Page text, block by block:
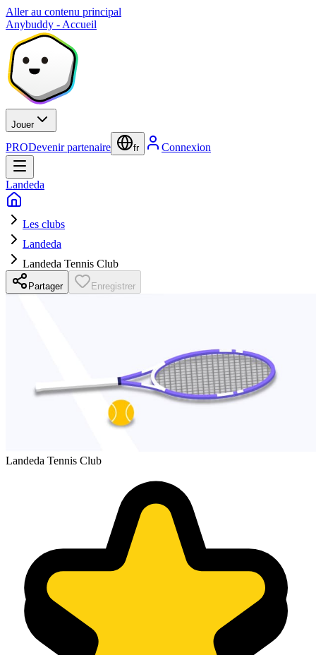
Aller au contenu principal
Anybuddy - Accueil
Jouer
PRODevenir partenaire fr Connexion
Landeda
Les clubs
Landeda
Landeda Tennis Club
Partager Enregistrer
Landeda Tennis Club